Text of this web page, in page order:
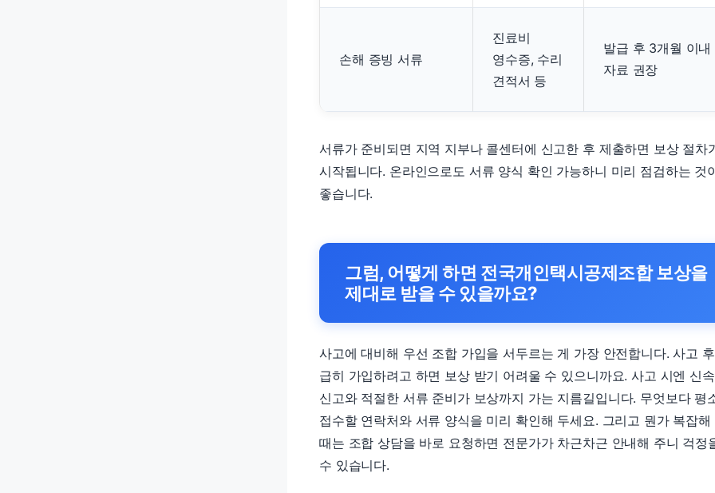
손해 증빙 서류
진료비
영수증, 수리
견적서 등
발급 후 3개월 이내
자료 권장
서류가 준비되면 지역 지부나 콜센터에 신고한 후 제출하면 보상 절차
시작됩니다. 온라인으로도 서류 양식 확인 가능하니 미리 점검하는 것
좋습니다.
그럼, 어떻게 하면 전국개인택시공제조합 보상을
제대로 받을 수 있을까요?
사고에 대비해 우선 조합 가입을 서두르는 게 가장 안전합니다. 사고
급히 가입하려고 하면 보상 받기 어려울 수 있으니까요. 사고 시엔 신
신고와 적절한 서류 준비가 보상까지 가는 지름길입니다. 무엇보다 평
접수할 연락처와 서류 양식을 미리 확인해 두세요. 그리고 뭔가 복잡해
때는 조합 상담을 바로 요청하면 전문가가 차근차근 안내해 주니 걱정
수 있습니다.